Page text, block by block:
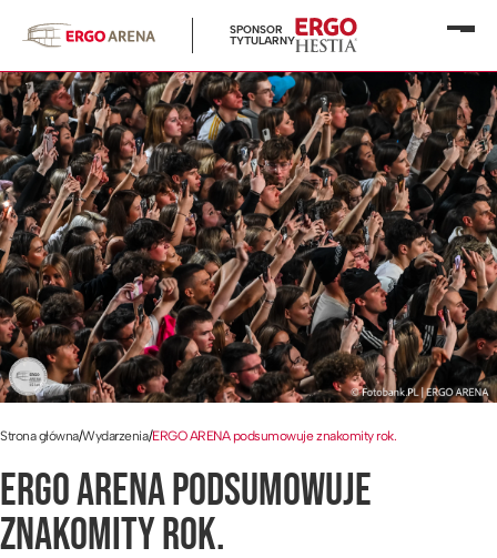
SPONSOR
TYTULARNY
Strona główna/Wydarzenia/ERGO ARENA podsumowuje znakomity rok.
ERGO ARENA PODSUMOWUJE
ZNAKOMITY ROK.